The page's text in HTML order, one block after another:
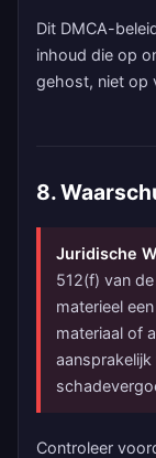
Dit DMCA-
inhoud die op
gehost, niet op
8.
Juridische
512(f) van
materieel
materiaal of
Controleer